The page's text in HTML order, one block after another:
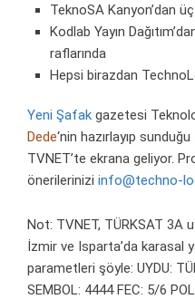
TeknoSA Kanyon’dan
Kodlab Yayın
raflarında
Hepsi birazdan
Yeni Şafak gazetesi
Dede‘nin hazırlayıp
TVNET’te ekrana geliyor.
önerilerinizi info@techno-
Not: TVNET, TÜRKSAT 3A
İzmir ve Isparta’da karasal
parametleri şöyle: UYDU:
SEMBOL: 4444 FEC: 5/6